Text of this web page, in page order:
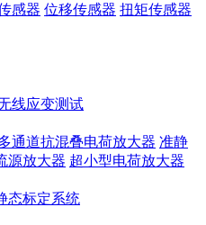
感器 位移传感器 扭矩传感器
线应变测试
通道抗混叠电荷放大器 准静
源放大器 超小型电荷放大器
态标定系统